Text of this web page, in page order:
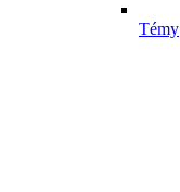
Témy